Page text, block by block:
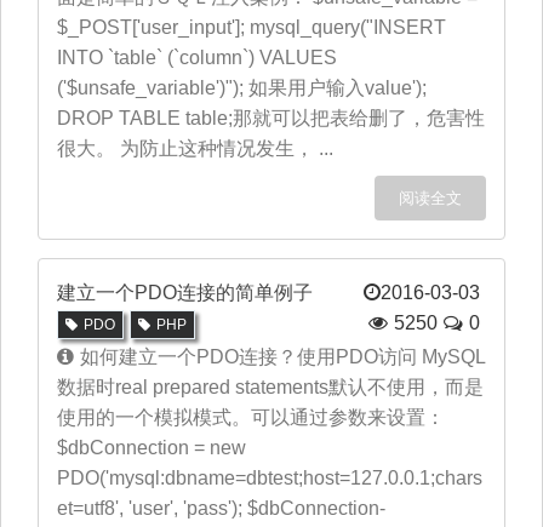
$_POST['user_input']; mysql_query("INSERT
INTO `table` (`column`) VALUES
('$unsafe_variable')"); 如果用户输入value');
DROP TABLE table;那就可以把表给删了，危害性
很大。 为防止这种情况发生， ...
阅读全文
建立一个PDO连接的简单例子 2016-03-03
PDO PHP 5250
0
如何建立一个PDO连接？使用PDO访问 MySQL
数据时real prepared statements默认不使用，而是
使用的一个模拟模式。可以通过参数来设置：
$dbConnection = new
PDO('mysql:dbname=dbtest;host=127.0.0.1;chars
et=utf8', 'user', 'pass'); $dbConnection-